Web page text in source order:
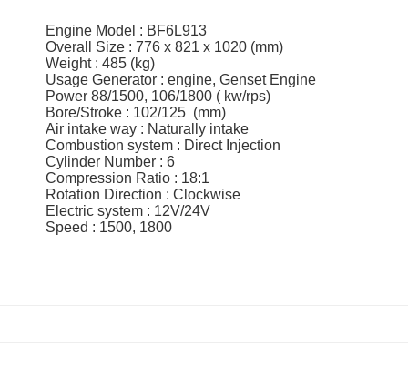
Engine Model : BF6L913
Overall Size : 776 x 821 x 1020 (mm)
Weight : 485 (kg)
Usage Generator : engine, Genset Engine
Power 88/1500, 106/1800 ( kw/rps)
Bore/Stroke : 102/125 (mm)
Air intake way : Naturally intake
Combustion system : Direct Injection
Cylinder Number : 6
Compression Ratio : 18:1
Rotation Direction : Clockwise
Electric system : 12V/24V
Speed : 1500, 1800